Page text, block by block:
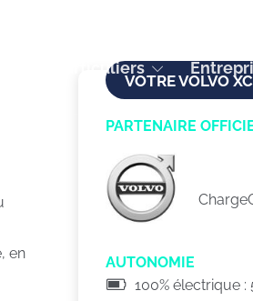
Particuliers
en
VOTRE VOLVO
PARTENAIRE
AUTONOMIE
100% électrique :